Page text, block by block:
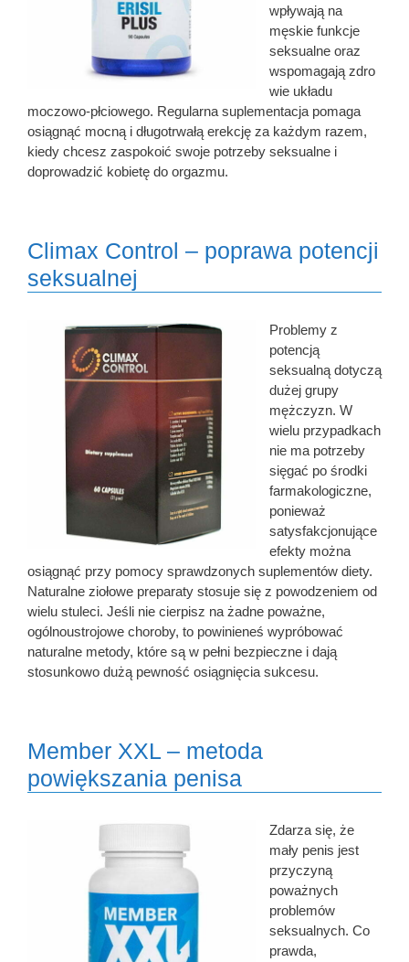
wpływają na
męskie funkcje
seksualne oraz
wspomagają zdro
wie układu
moczowo-płciowego. Regularna suplementacja pomaga
osiągnąć mocną i długotrwałą erekcję za każdym razem,
kiedy chcesz zaspokoić swoje potrzeby seksualne i
doprowadzić kobietę do orgazmu.
Climax Control – poprawa potencji
seksualnej
Problemy z
potencją
seksualną dotyczą
dużej grupy
mężczyzn. W
wielu przypadkach
nie ma potrzeby
sięgać po środki
farmakologiczne,
ponieważ
satysfakcjonujące
efekty można
osiągnąć przy pomocy sprawdzonych suplementów diety.
Naturalne ziołowe preparaty stosuje się z powodzeniem od
wielu stuleci. Jeśli nie cierpisz na żadne poważne,
ogólnoustrojowe choroby, to powinieneś wypróbować
naturalne metody, które są w pełni bezpieczne i dają
stosunkowo dużą pewność osiągnięcia sukcesu.
Member XXL – metoda
powiększania penisa
Zdarza się, że
mały penis jest
przyczyną
poważnych
problemów
seksualnych. Co
prawda,